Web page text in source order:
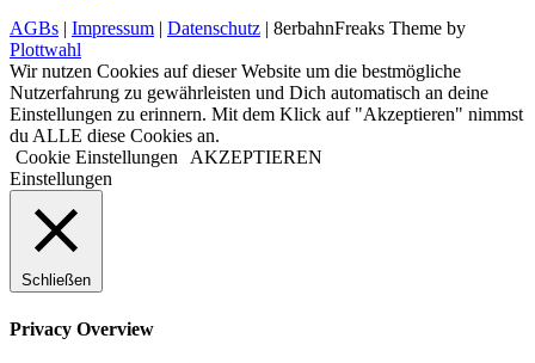
AGBs | Impressum | Datenschutz | 8erbahnFreaks Theme by
Plottwahl
Wir nutzen Cookies auf dieser Website um die bestmögliche
Nutzerfahrung zu gewährleisten und Dich automatisch an deine
Einstellungen zu erinnern. Mit dem Klick auf "Akzeptieren" nimmst
du ALLE diese Cookies an.
Cookie Einstellungen AKZEPTIEREN
Einstellungen
Schließen
Privacy Overview